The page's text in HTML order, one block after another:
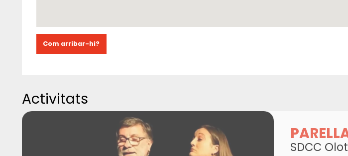
Com arribar-hi?
Activitats
SDCC Olot